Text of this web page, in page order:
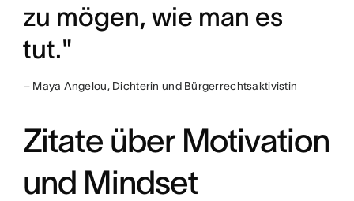
zu mögen, wie man es
tut."
– Maya Angelou, Dichterin und Bürgerrechtsaktivistin
Zitate über Motivation
und Mindset